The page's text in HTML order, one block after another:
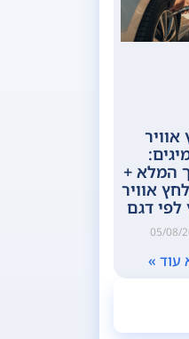
אוויר
המלא +
אוויר
לפי דגם
05/08/
עוד »